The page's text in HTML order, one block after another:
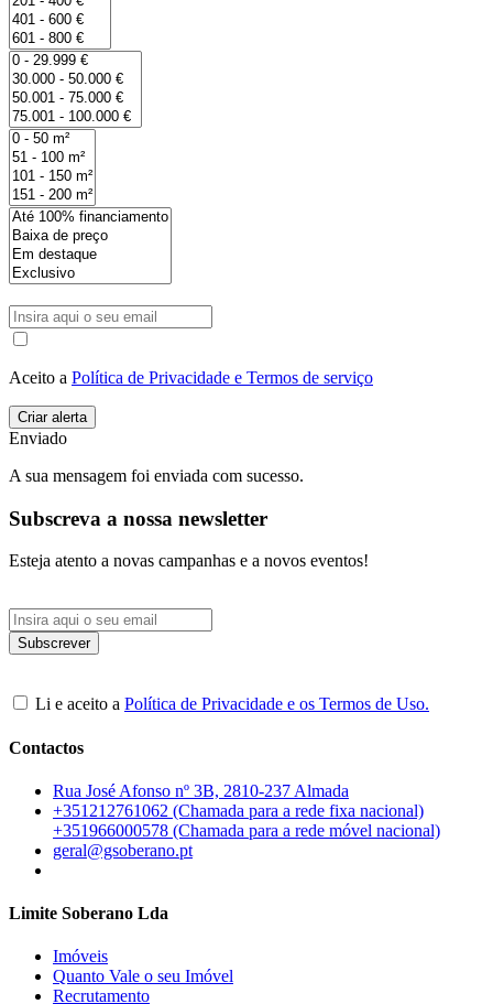
Aceito a Política de Privacidade e Termos de serviço
Enviado
A sua mensagem foi enviada com sucesso.
Subscreva a nossa newsletter
Esteja atento a novas campanhas e a novos eventos!
Li e aceito a Política de Privacidade e os Termos de Uso.
Contactos
Rua José Afonso nº 3B, 2810-237 Almada
+351212761062 (Chamada para a rede fixa nacional)
+351966000578 (Chamada para a rede móvel nacional)
geral@gsoberano.pt
Limite Soberano Lda
Imóveis
Quanto Vale o seu Imóvel
Recrutamento